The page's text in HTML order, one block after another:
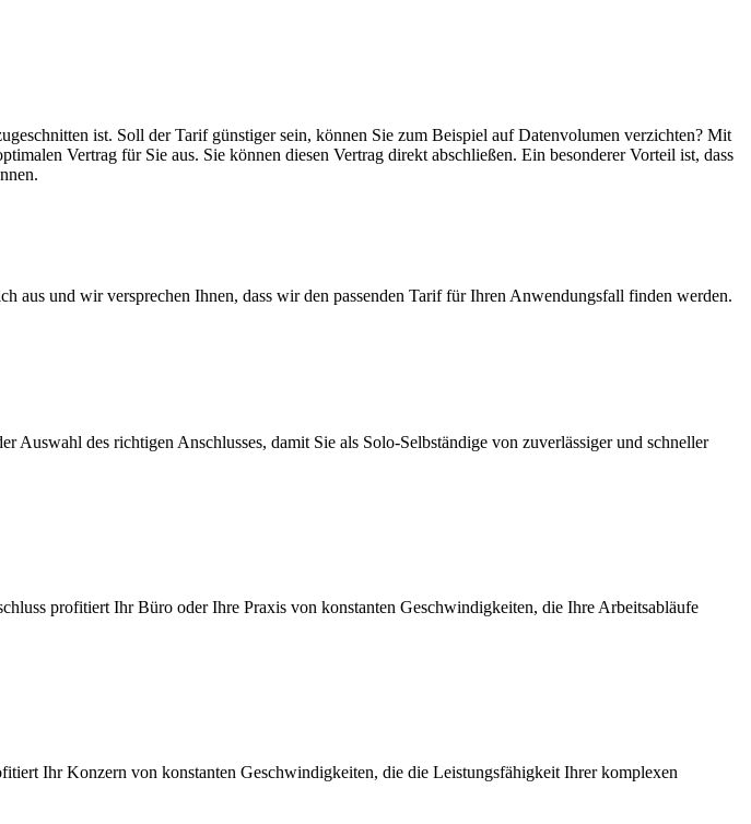
ist. Soll der Tarif günstiger sein, können Sie zum Beispiel auf Datenvolumen verzichten? Mit
Vertrag für Sie aus. Sie können diesen Vertrag direkt abschließen. Ein besonderer Vorteil ist, dass
aus und wir versprechen Ihnen, dass wir den passenden Tarif für Ihren Anwendungsfall finden werden.
Auswahl des richtigen Anschlusses, damit Sie als Solo-Selbständige von zuverlässiger und schneller
profitiert Ihr Büro oder Ihre Praxis von konstanten Geschwindigkeiten, die Ihre Arbeitsabläufe
Ihr Konzern von konstanten Geschwindigkeiten, die die Leistungsfähigkeit Ihrer komplexen